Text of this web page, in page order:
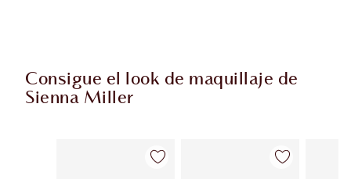
Consigue el look de maquillaje de
Sienna Miller
Artículo 1 de 13 Artículo 2 de 13